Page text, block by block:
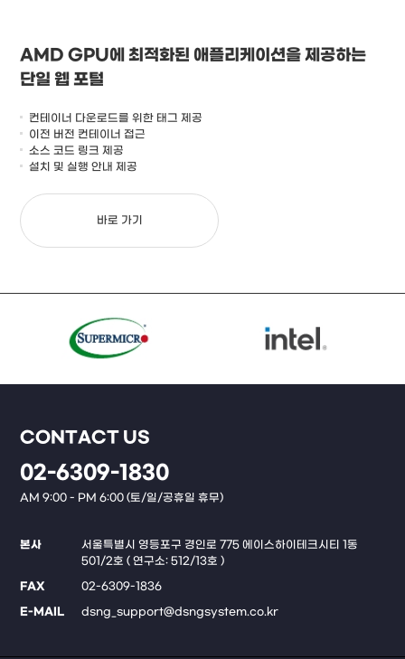
AMD GPU에 최적화된 애플리케이션을 제공하는
단일 웹 포털
컨테이너 다운로드를 위한 태그 제공
이전 버전 컨테이너 접근
소스 코드 링크 제공
설치 및 실행 안내 제공
바로 가기
CONTACT US
02-6309-1830
AM 9:00 - PM 6:00 (토/일/공휴일 휴무)
본사
서울특별시 영등포구 경인로 775 에이스하이테크시티 1동
501/2호 ( 연구소: 512/13호 )
FAX
02-6309-1836
E-MAIL
dsng_support@dsngsystem.co.kr